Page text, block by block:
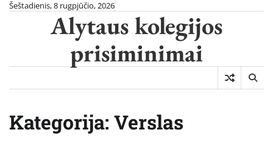
SkipŠeštadienis, 8 rugpjūčio, 2026
Alytaus kolegijos
prisiminimai
Kategorija: Verslas